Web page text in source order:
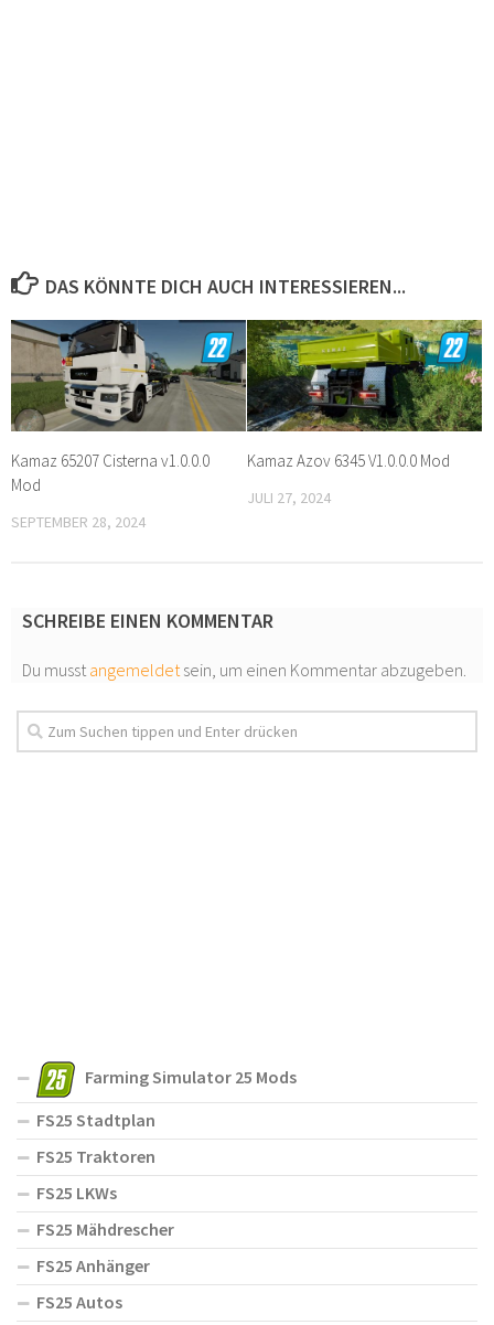
DAS KÖNNTE DICH AUCH INTERESSIEREN...
Kamaz 65207 Cisterna v1.0.0.0
Mod
SEPTEMBER 28, 2024
Kamaz Azov 6345 V1.0.0.0 Mod
JULI 27, 2024
SCHREIBE EINEN KOMMENTAR
Du musst angemeldet sein, um einen Kommentar abzugeben.
Farming Simulator 25 Mods
FS25 Stadtplan
FS25 Traktoren
FS25 LKWs
FS25 Mähdrescher
FS25 Anhänger
FS25 Autos